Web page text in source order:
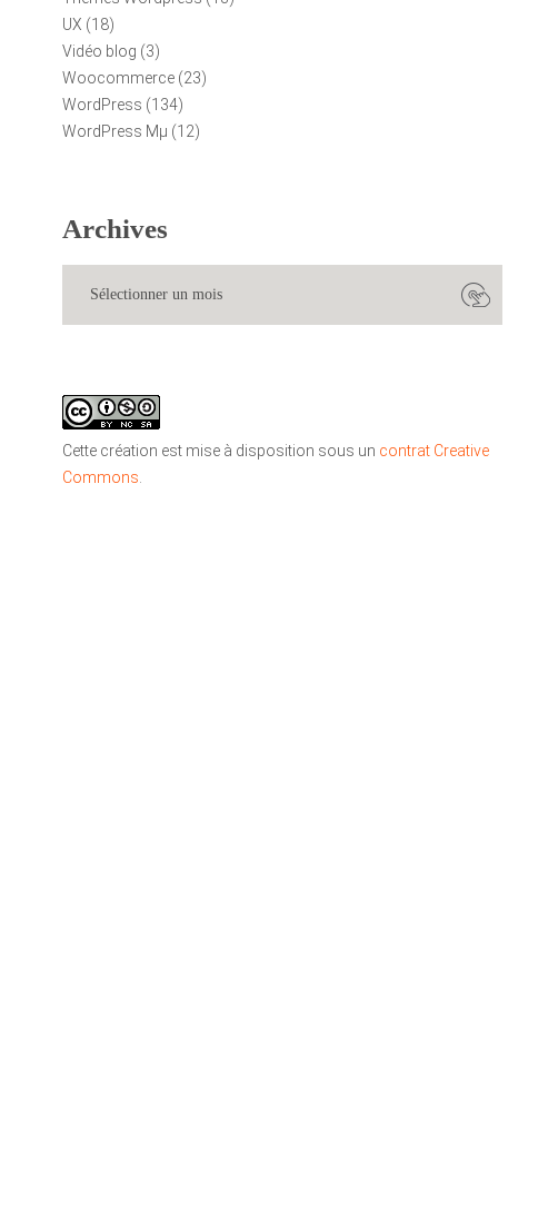
UX (18)
Vidéo blog (3)
Woocommerce(23)
WordPress (134)
WordPress Mµ (12)
Archives
Cette création est mise à disposition sous un contrat Creative
Commons